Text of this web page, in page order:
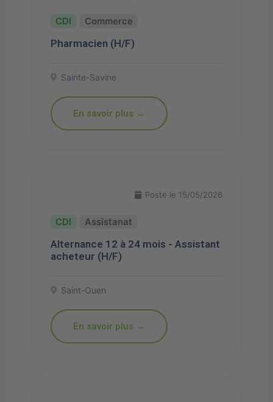
Commerce
Pharmacien (H/F)
Sainte-Savine
En savoir plus →
Posté le 15/05/2026
Assistanat
Alternance 12 à 24 mois - Assistant
acheteur (H/F)
Saint-Ouen
En savoir plus →